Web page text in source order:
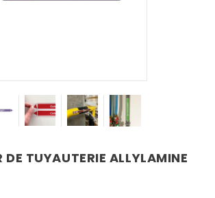
DE TUYAUTERIE ALLYLAMINE